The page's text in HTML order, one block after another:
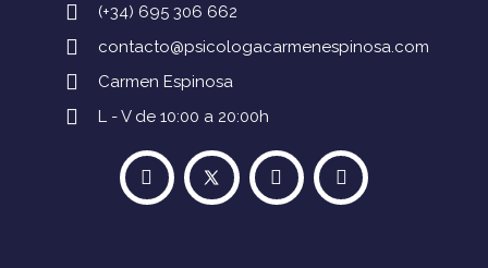
(+34) 695 306 662
contacto@psicologacarmenespinosa.com
Carmen Espinosa
L - V de 10:00 a 20:00h